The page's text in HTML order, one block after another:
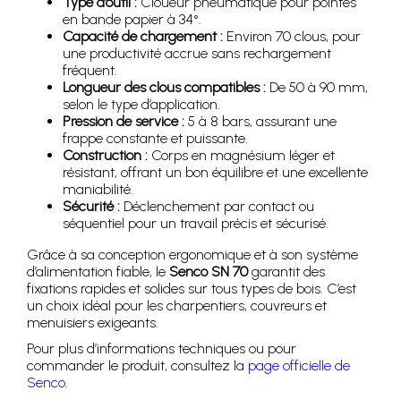
en bande papier à 34°.
Capacité de chargement : Environ 70 clous, pour
une productivité accrue sans rechargement
fréquent.
Longueur des clous compatibles : De 50 à 90 mm,
selon le type d’application.
Pression de service : 5 à 8 bars, assurant une
frappe constante et puissante.
Construction : Corps en magnésium léger et
résistant, offrant un bon équilibre et une excellente
maniabilité.
Sécurité : Déclenchement par contact ou
séquentiel pour un travail précis et sécurisé.
Grâce à sa conception ergonomique et à son système
d’alimentation fiable, le Senco SN 70garantit des
fixations rapides et solides sur tous types de bois. C’est
un choix idéal pour les charpentiers, couvreurs et
menuisiers exigeants.
Pour plus d’informations techniques ou pour
commander le produit, consultez la page officielle de
Senco.